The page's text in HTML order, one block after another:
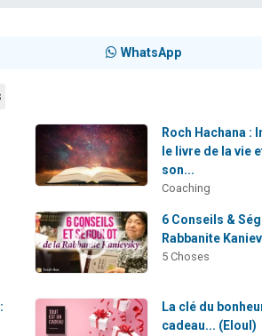
viennent de faire un don pour 5 enfants déjà
de nous rejoindre sur WhatsApp
WhatsApp
Roch Hachana :
le livre de la vie
son...
Coaching
6 Conseils &
Rabbanite
5 Choses
La clé du
cadeau... (Eloul)